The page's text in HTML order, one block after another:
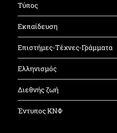
Τύπος
Εκπαίδευση
Επιστήμες-Τέχνες-Γράμματα
Ελληνισμός
Διεθνής ζωή
Έντυπος ΚΝΦ